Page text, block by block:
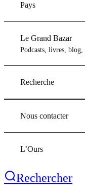
Pays
Le Grand Bazar
Podcasts, livres, blog,
Recherche
Nous contacter
L’Ours
Rechercher